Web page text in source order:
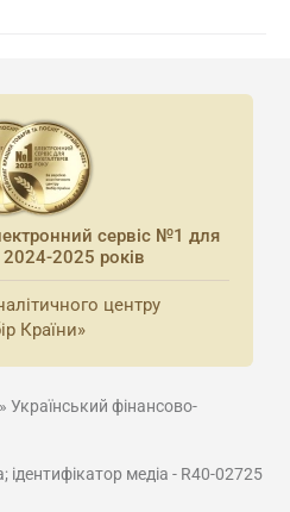
сервіс №1 для
2024-2025 років
центру
Країни»
фінансово-
ідентифікатор медіа - R40-02725